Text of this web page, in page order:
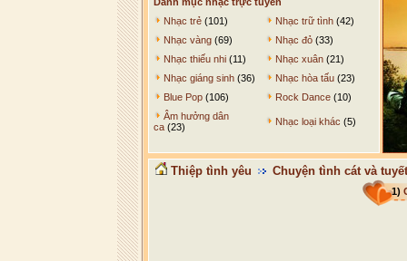
Nhạc trẻ (101) Nhạc trữ tình (42)
Nhạc vàng (69) Nhạc đỏ (33)
Nhạc thiếu nhi (11) Nhạc xuân (21)
Nhạc giáng sinh (36) Nhạc hòa tấu (23)
Blue Pop (106) Rock Dance (10)
Âm hưởng dân
ca (23) Nhạc loại khác (5)
Thiệp tình yêu Chuyện tình cát và
1)